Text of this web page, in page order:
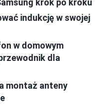
indukcję w swojej
w domowym
dla
montaż anteny